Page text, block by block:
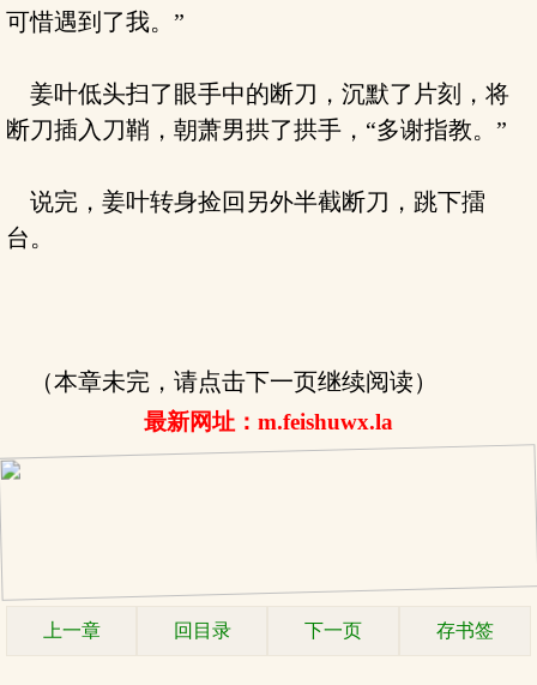
可惜遇到了我。”
姜叶低头扫了眼手中的断刀，沉默了片刻，将
断刀插入刀鞘，朝萧男拱了拱手，“多谢指教。”
说完，姜叶转身捡回另外半截断刀，跳下擂
台。
（本章未完，请点击下一页继续阅读）
最新网址：m.feishuwx.la
上一章 回目录 下一页 存书签